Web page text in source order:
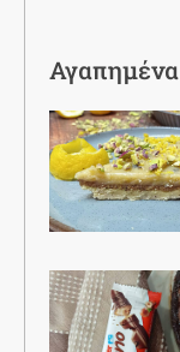
Αγαπημένα